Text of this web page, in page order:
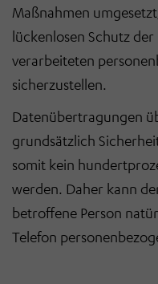
Maßnahmen
lückenlosen Schutz
verarbeiteten
sicherzustellen.
Datenübertragungen
grundsätzlich
somit kein
werden. Daher kann
betroffene Person
Telefon